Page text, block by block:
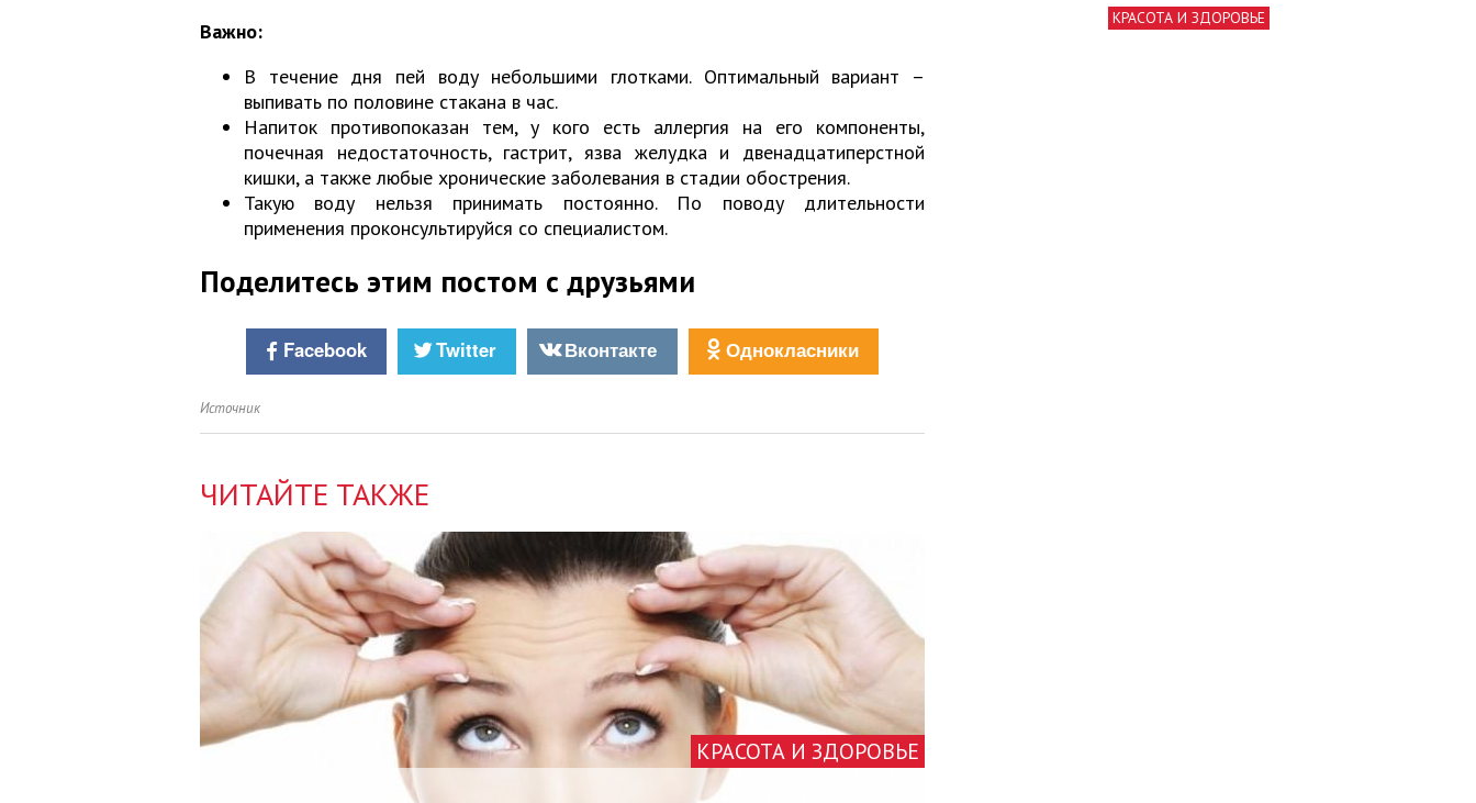
Важно:
В течение дня пей воду небольшими глотками. Оптимальный вариант –
выпивать по половине стакана в час.
Напиток противопоказан тем, у кого есть аллергия на его компоненты,
почечная недостаточность, гастрит, язва желудка и двенадцатиперстной
кишки, а также любые хронические заболевания в стадии обострения.
Такую воду нельзя принимать постоянно. По поводу длительности
применения проконсультируйся со специалистом.
Поделитесь этим постом с друзьями
Facebook Twitter Вконтакте Однокласники
Источник
ЧИТАЙТЕ ТАКЖЕ
КРАСОТА И ЗДОРОВЬЕ
КРАСОТА И ЗДОРОВЬЕ